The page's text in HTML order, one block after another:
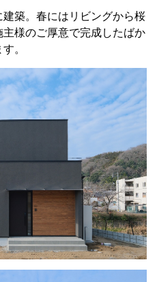
築。春にはリビングから桜
様のご厚意で完成したばか
。